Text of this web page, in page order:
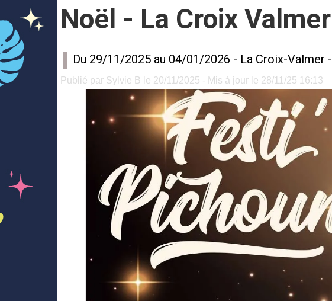
Noël - La Croix Valmer
Du 29/11/2025 au 04/01/2026 - La Croix-Valmer -
Publié par Sylvie B le 20/11/2025 - Mis à jour le 28/11/25 16:13